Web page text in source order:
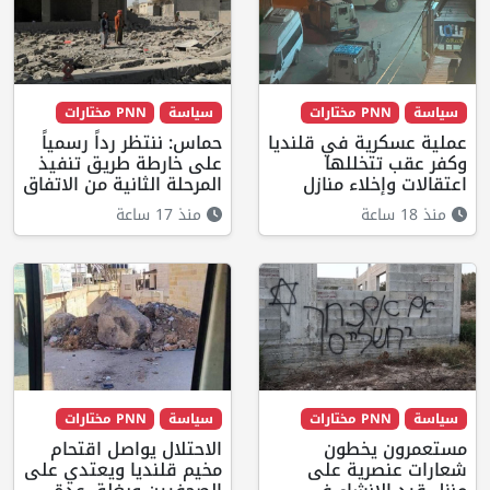
سياسة PNN مختارات
عملية عسكرية في قلنديا
وكفر عقب تتخللها
اعتقالات وإخلاء منازل
منذ 18 ساعة
سياسة PNN مختارات
حماس: ننتظر رداً رسمياً
على خارطة طريق تنفيذ
المرحلة الثانية من الاتفاق
منذ 17 ساعة
سياسة PNN مختارات
مستعمرون يخطون
شعارات عنصرية على
سياسة PNN مختارات
الاحتلال يواصل اقتحام
مخيم قلنديا ويعتدي على